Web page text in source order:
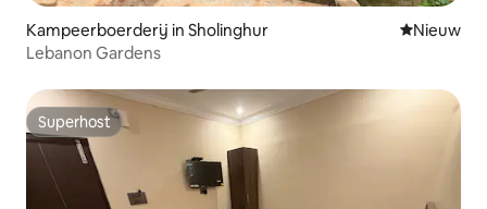
Kampeerboerderij in Sholinghur Nieuwe
Nieuw
Lebanon Gardens
Superhost
Superhost